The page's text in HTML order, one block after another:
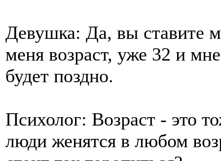
Девушка: Да, вы ставите
меня возраст, уже 32 и
будет поздно.
Психолог: Возраст - это
люди женятся в любом